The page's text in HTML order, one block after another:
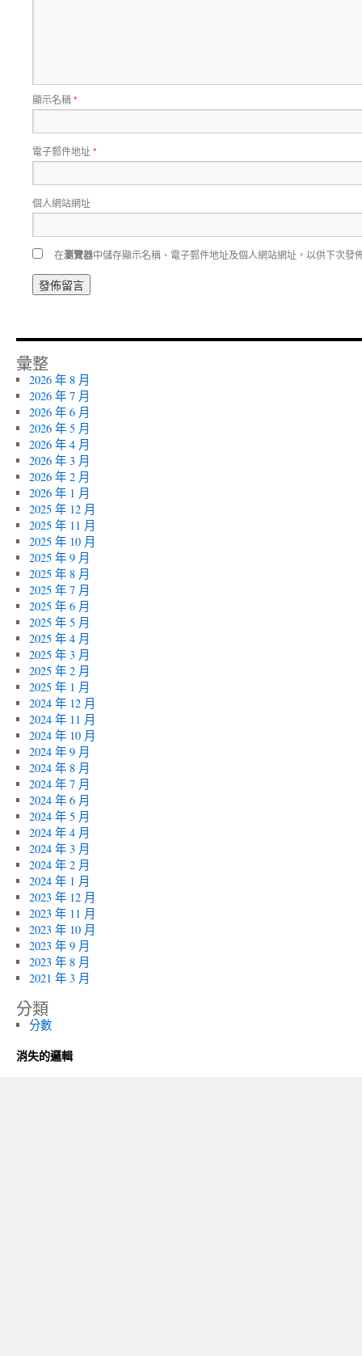
顯示名稱*
電子郵件地址*
個人網站網址
在瀏覽器中儲存顯示名稱、電子郵件地址及個人網站網址，以供下次發
彙整
2026 年 8 月
2026 年 7 月
2026 年 6 月
2026 年 5 月
2026 年 4 月
2026 年 3 月
2026 年 2 月
2026 年 1 月
2025 年 12 月
2025 年 11 月
2025 年 10 月
2025 年 9 月
2025 年 8 月
2025 年 7 月
2025 年 6 月
2025 年 5 月
2025 年 4 月
2025 年 3 月
2025 年 2 月
2025 年 1 月
2024 年 12 月
2024 年 11 月
2024 年 10 月
2024 年 9 月
2024 年 8 月
2024 年 7 月
2024 年 6 月
2024 年 5 月
2024 年 4 月
2024 年 3 月
2024 年 2 月
2024 年 1 月
2023 年 12 月
2023 年 11 月
2023 年 10 月
2023 年 9 月
2023 年 8 月
2021 年 3 月
分類
分數
消失的邏輯